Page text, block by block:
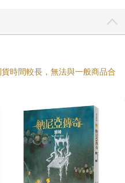
賈思潘說。於是垂尼安取出
，「或者說是我們今天中午
，便乘著順風偏北往格爾瑪
武大會，陛下擊敗了許多騎
，現在身上還有瘀青呢。」
繼續說下去，「我們覺得國
公會更高興些，可惜沒有
時間較長，無法與一般商品合